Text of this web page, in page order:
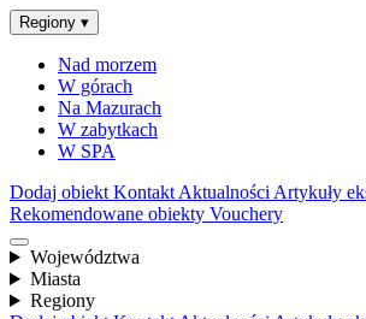
Regiony ▾
Nad morzem
W górach
Na Mazurach
W zabytkach
W SPA
Dodaj obiekt Kontakt Aktualności Artykuły
Rekomendowane obiekty Vouchery
Województwa
Miasta
Regiony